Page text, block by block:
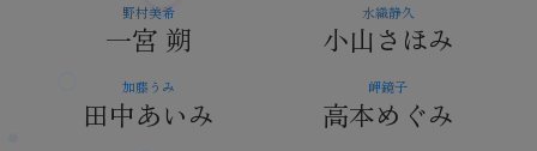
野村美希
一宮 朔
水織静久
小山さほみ
加藤うみ
田中あいみ
岬鏡子
高本めぐみ